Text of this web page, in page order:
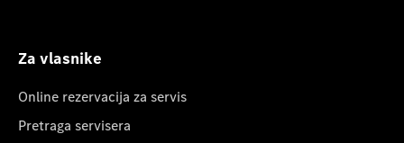
Za vlasnike
Online rezervacija za servis
Pretraga servisera